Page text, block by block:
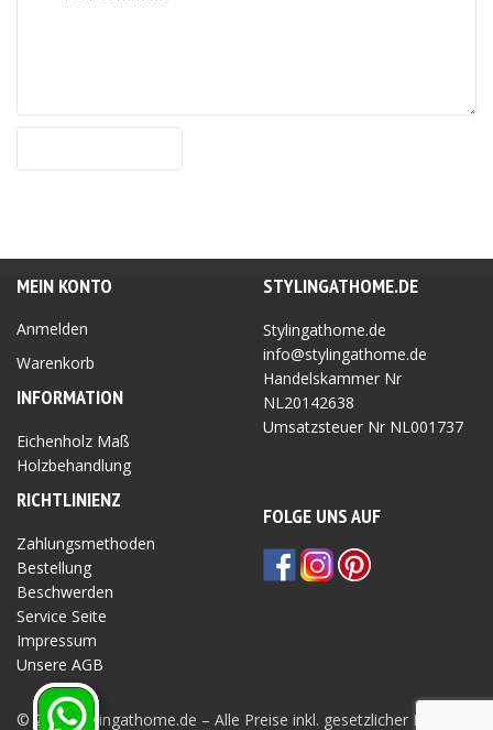
MEIN KONTO
Anmelden
Warenkorb
INFORMATION
Eichenholz Maß
Holzbehandlung
RICHTLINIENZ
Zahlungsmethoden
Bestellung
Beschwerden
Service Seite
Impressum
Unsere AGB
Privatsphäre Seite
STYLINGATHOME.DE
Stylingathome.de
info@stylingathome.de
Handelskammer Nr
NL20142638
Umsatzsteuer Nr NL001737
FOLGE UNS AUF
© 2026 Stylingathome.de – Alle Preise inkl. gesetzlicher MwSt.